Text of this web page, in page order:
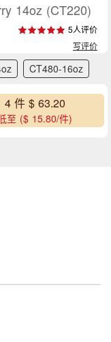
14oz (CT220)
5人评价
写评价
CT480-16oz
4 件 $ 63.20
至 ($ 15.80/件)